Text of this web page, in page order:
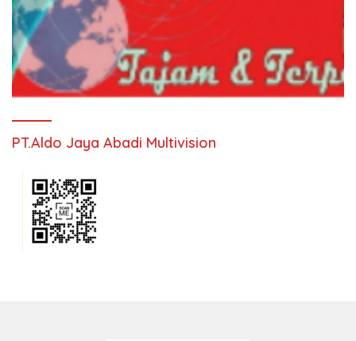
PT.Aldo Jaya Abadi Multivision